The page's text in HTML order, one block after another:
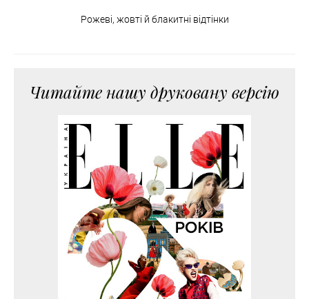
Рожеві, жовті й блакитні відтінки
Читайте нашу друковану версію